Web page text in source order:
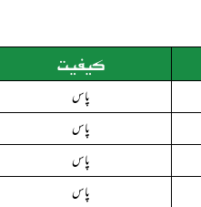
کیفیت
پاس
پاس
پاس
پاس